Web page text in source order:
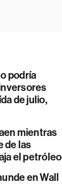
podría
de julio,
mientras
de las
el petróleo
en Wall